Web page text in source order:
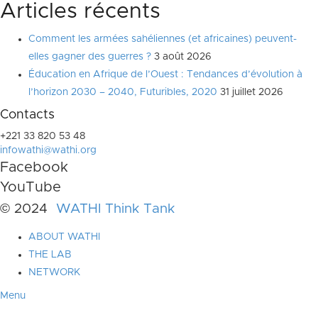
Articles récents
Comment les armées sahéliennes (et africaines) peuvent-
elles gagner des guerres ? 3 août 2026
Éducation en Afrique de l’Ouest : Tendances d’évolution à
l’horizon 2030 – 2040, Futuribles, 2020 31 juillet 2026
Contacts
+221 33 820 53 48
infowathi@wathi.org
Facebook
YouTube
© 2024 WATHI Think Tank
ABOUT WATHI
THE LAB
NETWORK
Menu